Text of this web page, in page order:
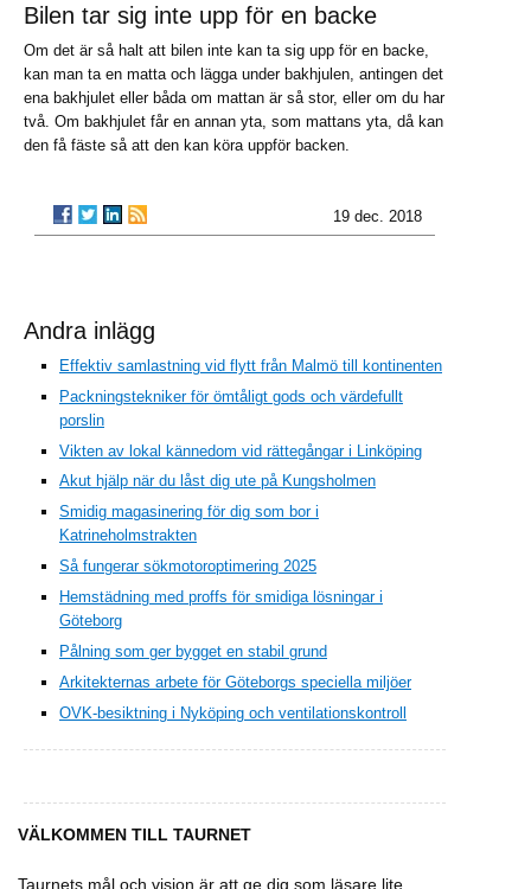
Bilen tar sig inte upp för en backe
Om det är så halt att bilen inte kan ta sig upp för en backe,
kan man ta en matta och lägga under bakhjulen, antingen det
ena bakhjulet eller båda om mattan är så stor, eller om du har
två. Om bakhjulet får en annan yta, som mattans yta, då kan
den få fäste så att den kan köra uppför backen.
19 dec. 2018
Andra inlägg
Effektiv samlastning vid flytt från Malmö till kontinenten
Packningstekniker för ömtåligt gods och värdefullt
porslin
Vikten av lokal kännedom vid rättegångar i Linköping
Akut hjälp när du låst dig ute på Kungsholmen
Smidig magasinering för dig som bor i
Katrineholmstrakten
Så fungerar sökmotoroptimering 2025
Hemstädning med proffs för smidiga lösningar i
Göteborg
Pålning som ger bygget en stabil grund
Arkitekternas arbete för Göteborgs speciella miljöer
OVK-besiktning i Nyköping och ventilationskontroll
VÄLKOMMEN TILL TAURNET
Taurnets mål och vision är att ge dig som läsare lite